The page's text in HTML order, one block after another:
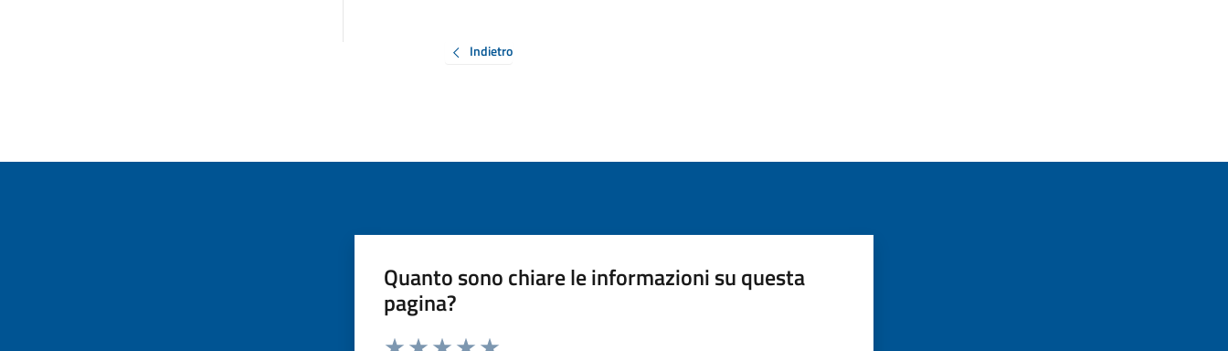
Indietro
Quanto sono chiare le informazioni su questa
pagina?
Valuta da 1 a 5 stelle la pagina